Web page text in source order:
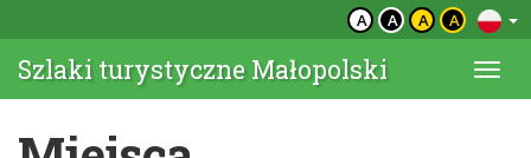
A A A A
Szlaki turystyczne Małopolski